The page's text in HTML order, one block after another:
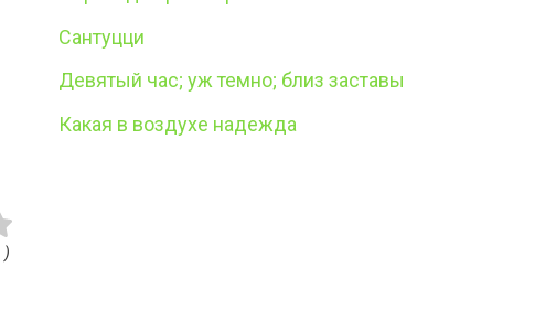
Сантуцци
Девятый час; уж темно; близ заставы
Какая в воздухе надежда
)